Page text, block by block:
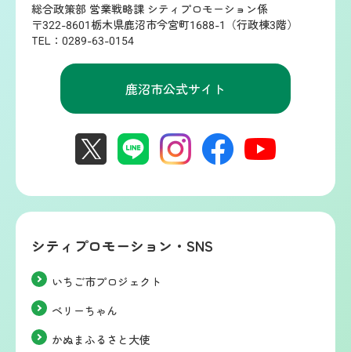
総合政策部 営業戦略課 シティプロモーション係
〒322-8601栃木県鹿沼市今宮町1688-1（行政棟3階）
TEL：0289-63-0154
鹿沼市公式サイト
シティプロモーション・SNS
いちご市プロジェクト
ベリーちゃん
かぬまふるさと大使